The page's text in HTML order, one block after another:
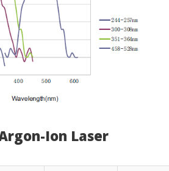
Ion Laser